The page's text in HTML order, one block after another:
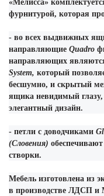
«Мелисса»
фурнитурой, которая
- во всех выдвижных
направляющие Quadro
направляющих
System, который
бесшумно, и скрытый
ящика невидимый
элегантный дизайн.
- петли с доводчиками
(Словения)
створки.
Мебель изготовлена из
в производстве ЛДСП